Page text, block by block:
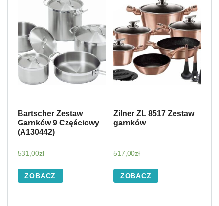
Bartscher Zestaw
Garnków 9 Częściowy
(A130442)
531,00zł
ZOBACZ
Zilner ZL 8517 Zestaw
garnków
517,00zł
ZOBACZ